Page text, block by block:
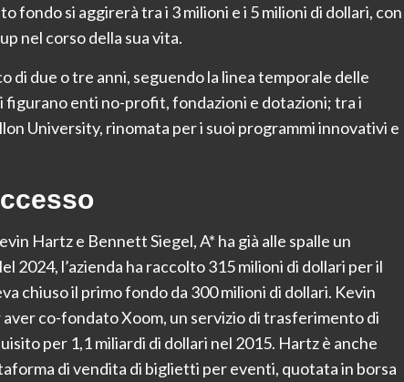
fondo si aggirerà tra i 3 milioni e i 5 milioni di dollari, con
nel corso della sua vita.
di due o tre anni, seguendo la linea temporale delle
enti no-profit, fondazioni e dotazioni; tra i
University, rinomata per i suoi programmi innovativi e
Hartz e Bennett Siegel, A* ha già alle spalle un
2024, l’azienda ha raccolto 315 milioni di dollari per il
chiuso il primo fondo da 300 milioni di dollari. Kevin
co-fondato Xoom, un servizio di trasferimento di
per 1,1 miliardi di dollari nel 2015. Hartz è anche
di vendita di biglietti per eventi, quotata in borsa